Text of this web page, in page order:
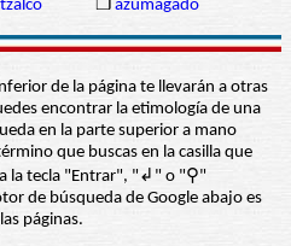
❒ azumagado
de la página te llevarán a otras
encontrar la etimología de una
en la parte superior a mano
que buscas en la casilla que
la tecla "Entrar", "↲" o "⚲"
de búsqueda de Google abajo es
páginas.